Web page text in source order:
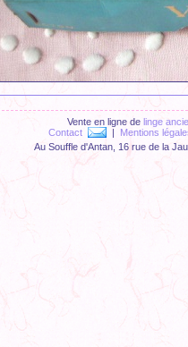
Vente en ligne delinge
Contact
| Mentions
Au Souffle d'Antan, 16 rue de la